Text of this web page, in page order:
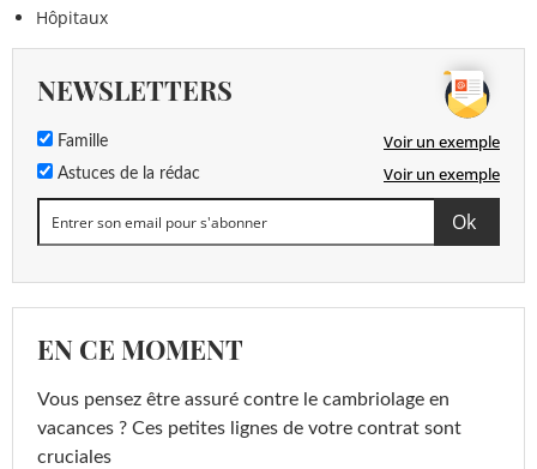
Hôpitaux
NEWSLETTERS
Famille Voir un exemple
Astuces de la rédac Voir un exemple
EN CE MOMENT
Vous pensez être assuré contre le cambriolage en
vacances ? Ces petites lignes de votre contrat sont
cruciales